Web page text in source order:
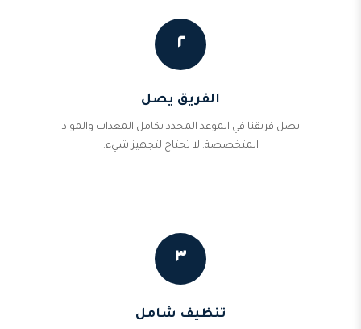
٢
الفريق يصل
يصل فريقنا في الموعد المحدد بكامل المعدات والمواد
المتخصصة. لا تحتاج لتجهيز شيء.
٣
تنظيف شامل